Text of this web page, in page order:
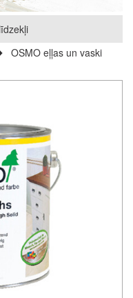
OSMO eļļas un vaski